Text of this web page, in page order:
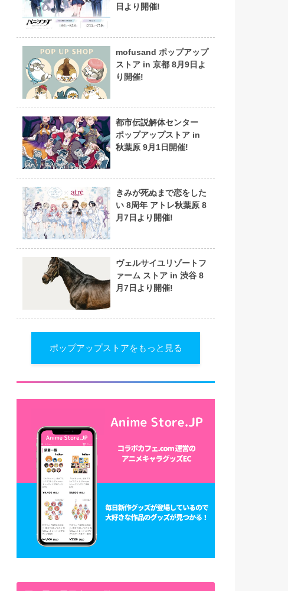
日より開催!
mofusand ポップアップ
ストア in 京都 8月9日よ
り開催!
都市伝説解体センター
ポップアップストア in
秋葉原 9月1日開催!
きみが死ぬまで恋をした
い 8周年 アトレ秋葉原 8
月7日より開催!
ヴェルサイユリゾートフ
ァーム ストア in 渋谷 8
月7日より開催!
ポップアップストアをもっと見る